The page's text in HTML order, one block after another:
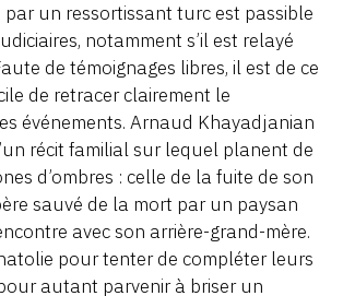
par un ressortissant turc est passible
notamment s’il est relayé
de témoignages libres, il est de ce
de retracer clairement le
événements. Arnaud Khayadjanian
récit familial sur lequel planent de
d’ombres : celle de la fuite de son
sauvé de la mort par un paysan
avec son arrière-grand-mère.
pour tenter de compléter leurs
autant parvenir à briser un